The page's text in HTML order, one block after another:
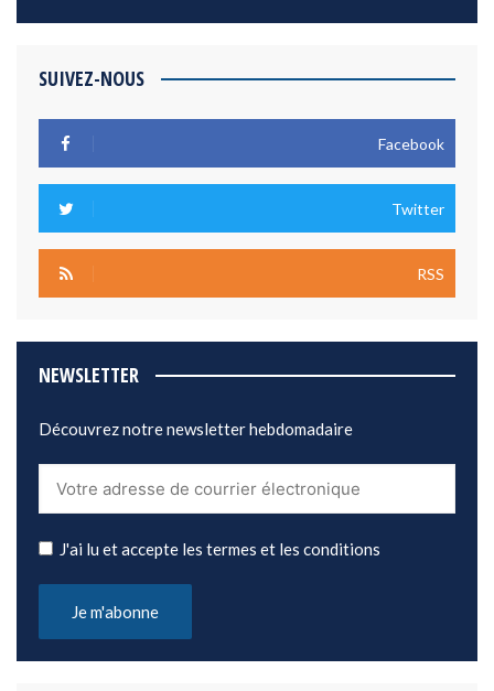
SUIVEZ-NOUS
Facebook
Twitter
RSS
NEWSLETTER
Découvrez notre newsletter hebdomadaire
J'ai lu et accepte les termes et les conditions